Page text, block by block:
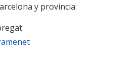
y provincia: